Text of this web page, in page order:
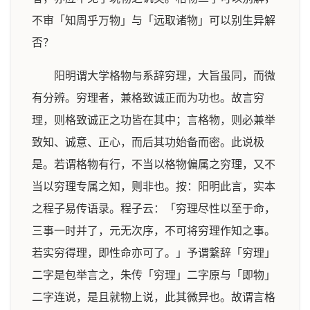
不审「知周乎万物」与「远取诸物」可以别生异解
否？
阳明谓大学格物与系辞穷理，大旨虽同，而微
有分辨。穷理者，兼格致诚正而为功也。故言穷
理，则格致诚正之功皆在其中；言格物，则必兼举
致知、诚意、正心，而后其功始备而密。此说极
是。若谓格物有行，不当以格物偏属之穷理，又不
当以穷理专属之知，则非也。按：阳明此言，实本
之程子易传语录。程子云：「穷理尽性以至于命，
三事一时并了，元无次序，不可将穷理作知之事。
若实穷得理，即性命亦可了。」予谓繋辞「穷理」
二字是包举言之，朱传「穷理」二字原与「即物」
二字连说，是且就物上说，此其微异也。故谓言格